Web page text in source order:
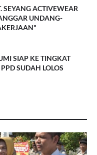
SEYANG ACTIVEWEAR
UNDANG-
SIAP KE TINGKAT
SUDAH LOLOS